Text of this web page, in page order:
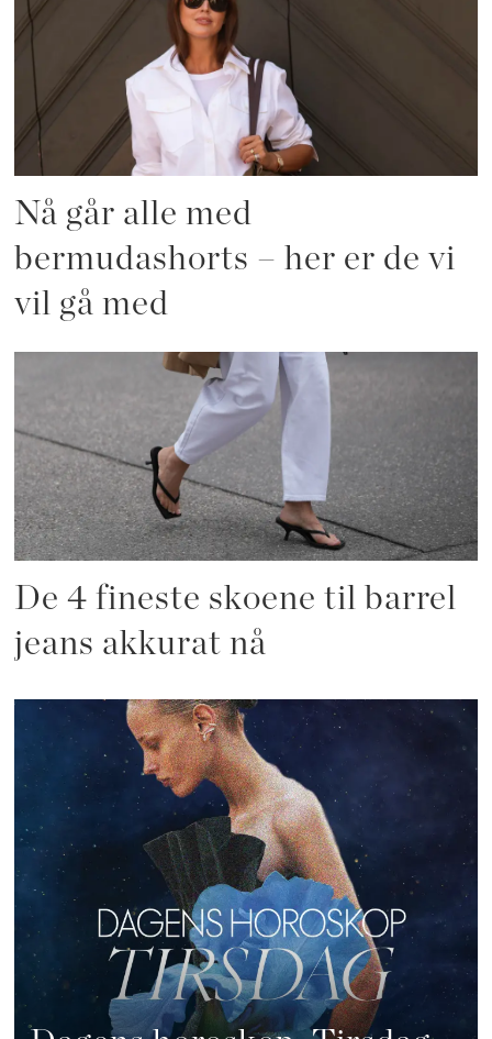
Nå går alle med
bermudashorts – her er de vi
vil gå med
De 4 fineste skoene til barrel
jeans akkurat nå